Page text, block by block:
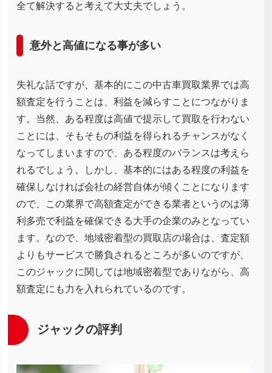
全て解決すると考えて大丈夫でしょう。
意外と高値になる事が多い
失礼な話ですが、基本的にこの中古車買取業界では高
額査定を行うことは、利益を減らすことにつながりま
す。当然、ある程度は高値で提示して買取を行わない
ことには、そもそもの利益を得られるチャンスがなく
なってしまいますので、ある程度のバランスは考えら
れるでしょう。しかし、基本的にはある程度の利益を
確保しなければ会社の経営自体が傾くことになります
ので、この業界で高額査定ができる業者というのは薄
利多売で利益を確保できる大手の企業のみとなってい
ます。なので、地域密着型の買取店の場合は、査定額
よりもサービスで勝負されるところが多いのですが、
このジャックに関しては地域密着型でありながら、高
額査定にも力を入れられているのです。
ジャックの評判